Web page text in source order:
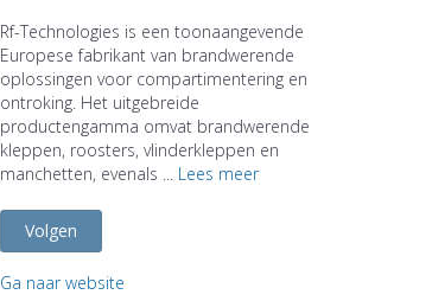
Rf-Technologies is een toonaangevende
Europese fabrikant van brandwerende
oplossingen voor compartimentering en
ontroking. Het uitgebreide
productengamma omvat brandwerende
kleppen, roosters, vlinderkleppen en
manchetten, evenals ... Lees meer
Volgen
Ga naar website